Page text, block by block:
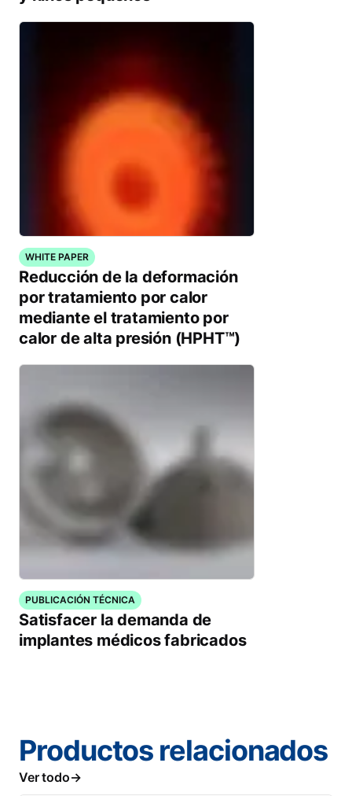
WHITE PAPER
Reducción de la deformación
por tratamiento por calor
mediante el tratamiento por
calor de alta presión (HPHT™)
PUBLICACIÓN TÉCNICA
Satisfacer la demanda de
implantes médicos fabricados
Productos relacionados
Ver todo